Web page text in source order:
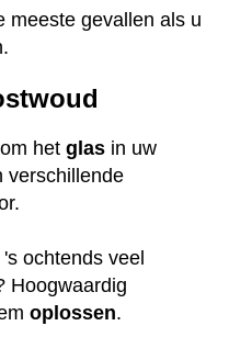
meeste gevallen als u
het glas in uw
verschillende
ochtends veel
Hoogwaardig
oplossen.